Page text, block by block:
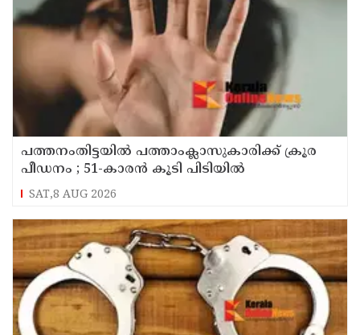
പത്തനംതിട്ടയിൽ പത്താംക്ലാസുകാരിക്ക് ക്രൂര
പീഡനം ; 51-കാരൻ കൂടി പിടിയിൽ
SAT,8 AUG 2026